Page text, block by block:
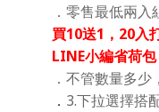
．零售最低兩入
買10送1，20入
LINE小編省荷包
．不管數量多
． 3.下拉選擇搭